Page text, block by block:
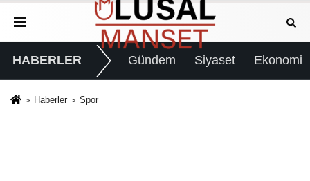
HABERLER Gündem Siyaset Ekonomi
Haberler Spor